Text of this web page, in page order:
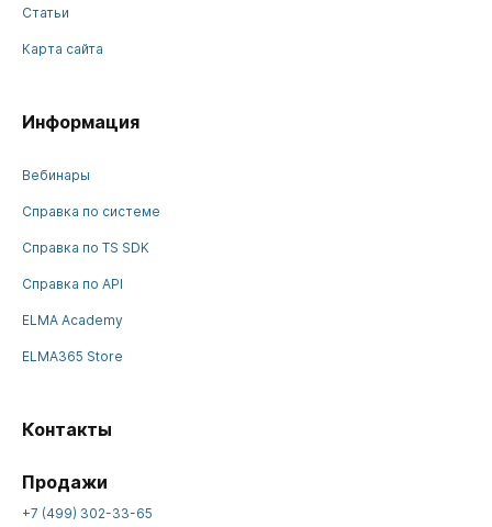
Статьи
Карта сайта
Информация
Вебинары
Справка по системе
Справка по TS SDK
Справка по API
ELMA Academy
ELMA365 Store
Контакты
Продажи
+7 (499) 302-33-65